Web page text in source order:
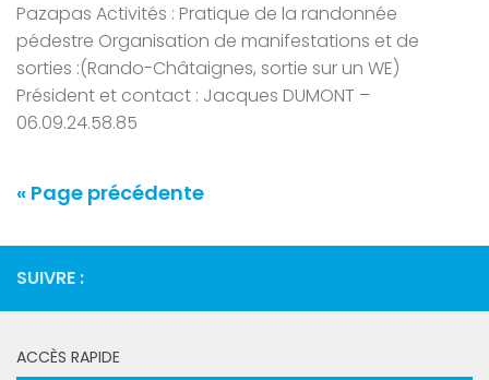
Pazapas Activités : Pratique de la randonnée
pédestre Organisation de manifestations et de
sorties :(Rando-Châtaignes, sortie sur un WE)
Président et contact : Jacques DUMONT –
06.09.24.58.85
« Page précédente
SUIVRE :
ACCÈS RAPIDE